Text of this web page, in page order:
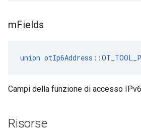
mFields
union otIp6Address ::
Campi della funzione di accesso
Risorse